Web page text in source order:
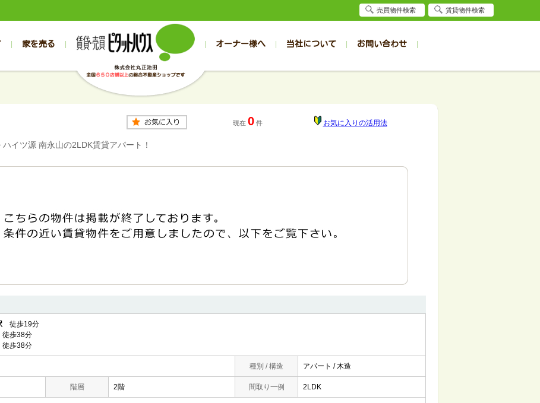
帯広の売買物件一覧
帯広の中古一戸建て
帯広の1000万円以下
帯広の1000万～2000万円
帯広の2000万～3000万円
帯広の賃貸物件一覧
帯広の賃貸アパート
帯広の1R～1K
帯広の1DK～1LDK
旭川の売買物件一覧
旭川の中古一戸建て
旭川の1000万円以下
旭川の1000万～2000万円
旭川の2000万～3000万円
旭川の賃貸物件一覧
旭川の賃貸アパート
旭川の1R～1K
旭川の1DK～1LDK
家を売る オーナー様へ 当社について
スタッフブログ お客様の声
お問い合わせ
売却のお問合せ 入居者様専用（帯広店）
現在 0 件 お気に入りの活用法
ハイツ源 南永山の2LDK賃貸アパート！
徒歩19分
歩38分
歩38分
種別 / 構造 アパート / 木造
階層 2階 間取り一例 2LDK
売買物件検索 賃貸物件検索